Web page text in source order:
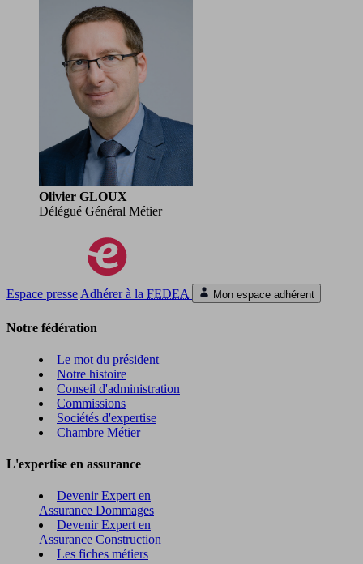
Olivier GLOUX
Délégué Général Métier
Espace presse Adhérer à la FEDEA Mon espace adhérent
Notre fédération
Le mot du président
Notre histoire
Conseil d'administration
Commissions
Sociétés d'expertise
Chambre Métier
L'expertise en assurance
Devenir Expert en
Assurance Dommages
Devenir Expert en
Assurance Construction
Les fiches métiers